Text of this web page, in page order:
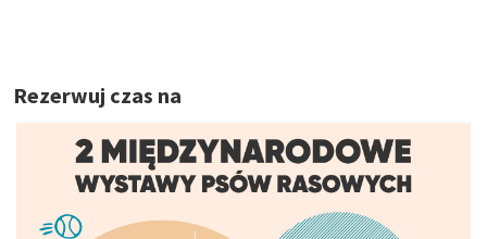
Rezerwuj czas na